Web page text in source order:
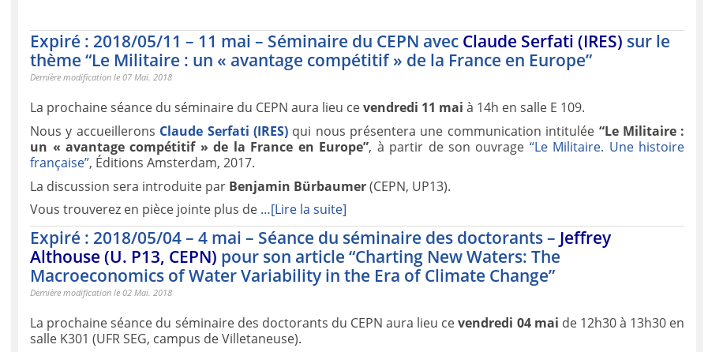
Expiré : 2018/05/11 – 11 mai – Séminaire du CEPN avec Claude Serfati (IRES) sur le
thème “Le Militaire : un « avantage compétitif » de la France en Europe”
Dernière modification le 07 Mai. 2018
La prochaine séance du séminaire du CEPN aura lieu cevendredi 11 mai à 14h en salle E 109.
Nous y accueillerons Claude Serfati (IRES)qui nous présentera une communication intitulée “Le Militaire :
un « avantage compétitif » de la France en Europe”, à partir de son ouvrage “Le Militaire. Une histoire
française”, Éditions Amsterdam, 2017.
La discussion sera introduite par Benjamin Bürbaumer(CEPN, UP13).
Vous trouverez en pièce jointe plus de …[Lire la suite]
Expiré : 2018/05/04 – 4 mai – Séance du séminaire des doctorants – Jeffrey
Althouse (U. P13, CEPN) pour son article “Charting New Waters: The
Macroeconomics of Water Variability in the Era of Climate Change”
Dernière modification le 02 Mai. 2018
La prochaine séance du séminaire des doctorants du CEPN aura lieu cevendredi 04 mai de 12h30 à 13h30 en
salle K301 (UFR SEG, campus de Villetaneuse).